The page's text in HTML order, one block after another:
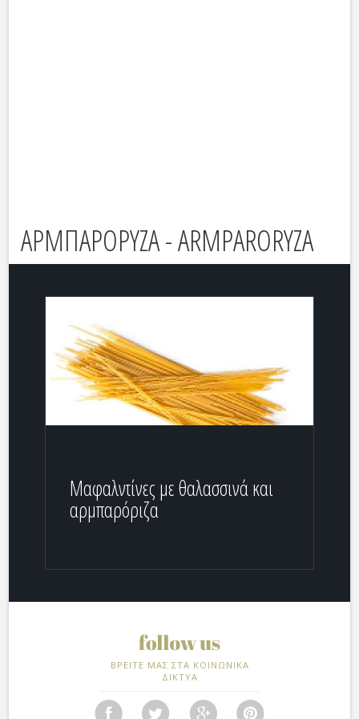
ΑΡΜΠΑΡΟΡΥΖΑ - ARMPARORYZA
Μαφαλντίνες με θαλασσινά και
αρμπαρόριζα
ΒΡΕΙΤΕ ΜΑΣ ΣΤΑ ΚΟΙΝΩΝΙΚΑ
ΔΙΚΤΥΑ